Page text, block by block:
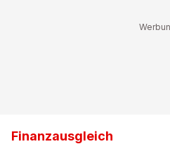
Finanzausgleich